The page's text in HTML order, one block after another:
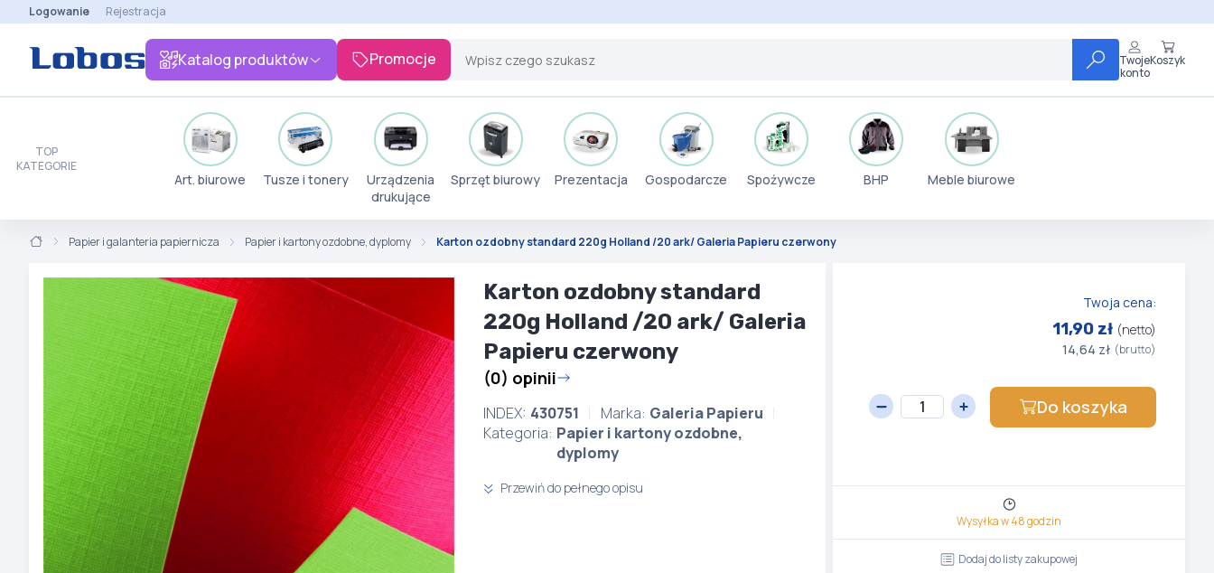
Logowanie Rejestracja
Katalog produktów Promocje
Twoje
konto
Koszyk
TOP
KATEGORIE
Art. biurowe Tusze i tonery
Urządzenia
drukujące
Sprzęt biurowy Prezentacja Gospodarcze Spożywcze BHP Meble biurowe
Papier i galanteria papiernicza Papier i kartony ozdobne, dyplomy Karton ozdobny standard 220g Holland /20 ark/ Galeria Papieru czerwony
Karton ozdobny standard
220g Holland /20 ark/ Galeria
Papieru czerwony
(0) opinii
INDEX: 430751 Marka: Galeria Papieru
Kategoria: Papier i kartony ozdobne,
dyplomy
Przewiń do pełnego opisu
Twoja cena:
11,90 zł (netto)
14,64 zł (brutto)
Do koszyka
Wysyłka w 48 godzin
Dodaj do listy zakupowej